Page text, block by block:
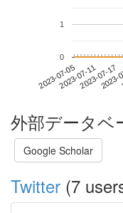
2023-07-052023-07-112023-07-17
0
1
外部データベ
Google Scholar
Twitter (7